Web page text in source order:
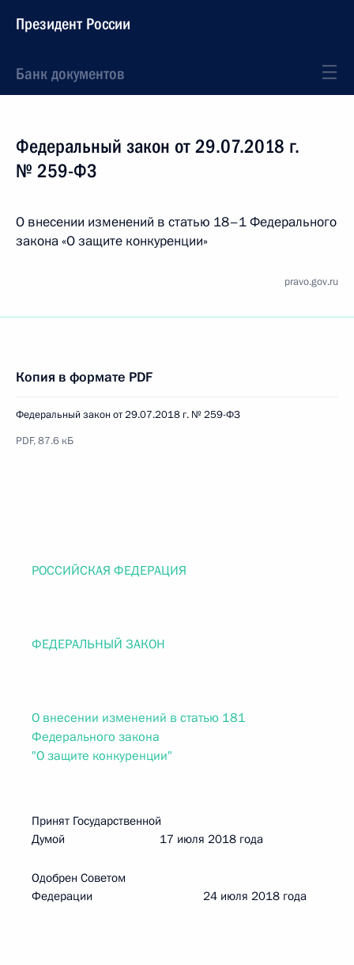
Президент России
Банк документов
Федеральный закон от 29.07.2018 г.
№ 259-ФЗ
О внесении изменений в статью 18–1 Федерального
закона «О защите конкуренции»
pravo.gov.ru
Копия в формате PDF
Федеральный закон от 29.07.2018 г. № 259-ФЗ
PDF, 87.6 кБ
РОССИЙСКАЯ ФЕДЕРАЦИЯ
ФЕДЕРАЛЬНЫЙ ЗАКОН
О внесении изменений в статью 181
Федерального закона
"О защите конкуренции"
Принят Государственной
Думой 17 июля 2018 года
Одобрен Советом
Федерации 24 июля 2018 года